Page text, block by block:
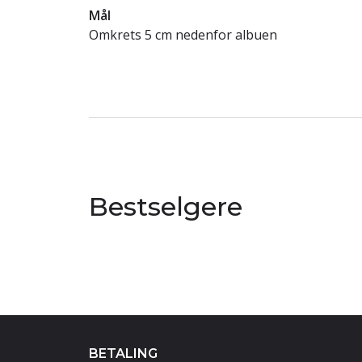
Mål
Omkrets 5 cm nedenfor albuen
Bestselgere
BETALING